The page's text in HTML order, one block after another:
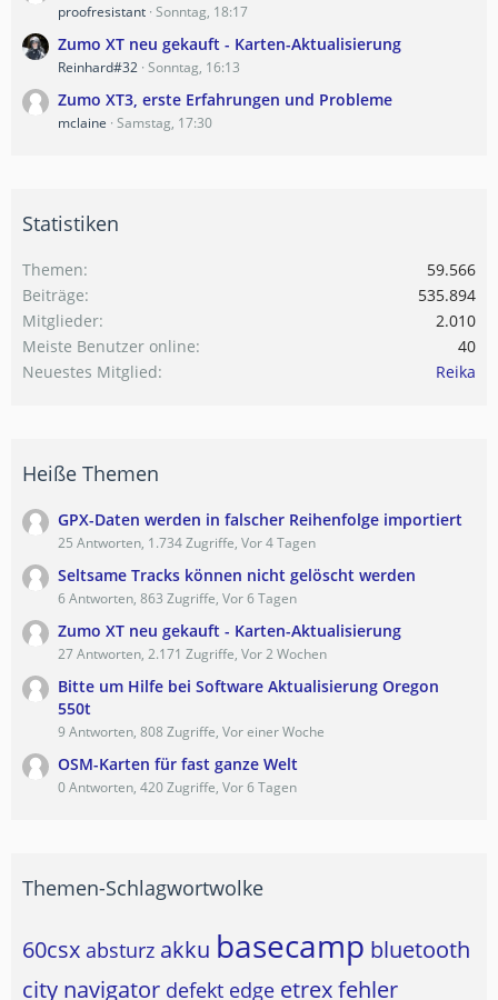
proofresistant Sonntag, 18:17
Zumo XT neu gekauft - Karten-Aktualisierung
Reinhard#32 Sonntag, 16:13
Zumo XT3, erste Erfahrungen und Probleme
mclaine Samstag, 17:30
Statistiken
Themen
59.566
Beiträge
535.894
Mitglieder
2.010
Meiste Benutzer online
40
Neuestes Mitglied
Reika
Heiße Themen
GPX-Daten werden in falscher Reihenfolge importiert
25 Antworten, 1.734 Zugriffe, Vor 4 Tagen
Seltsame Tracks können nicht gelöscht werden
6 Antworten, 863 Zugriffe, Vor 6 Tagen
Zumo XT neu gekauft - Karten-Aktualisierung
27 Antworten, 2.171 Zugriffe, Vor 2 Wochen
Bitte um Hilfe bei Software Aktualisierung Oregon
550t
9 Antworten, 808 Zugriffe, Vor einer Woche
OSM-Karten für fast ganze Welt
0 Antworten, 420 Zugriffe, Vor 6 Tagen
Themen-Schlagwortwolke
60csx absturz akku basecamp bluetooth
city navigator defekt edge etrexfehler